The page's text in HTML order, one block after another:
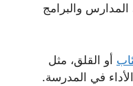
والبرامج
أو القلق، مثل
في المدرسة.